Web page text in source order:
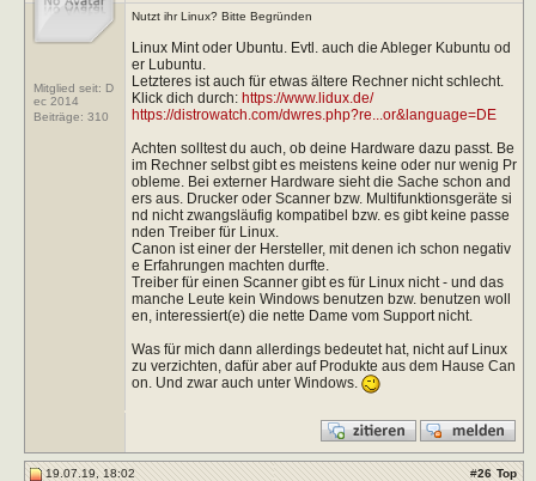
Mitglied seit: D
ec 2014
Beiträge: 310
Nutzt ihr Linux? Bitte Begründen
Linux Mint oder Ubuntu. Evtl. auch die Ableger Kubuntu od
er Lubuntu.
Letzteres ist auch für etwas ältere Rechner nicht schlecht.
Klick dich durch: https://www.lidux.de/
https://distrowatch.com/dwres.php?re...or&language=DE
Achten solltest du auch, ob deine Hardware dazu passt. Be
im Rechner selbst gibt es meistens keine oder nur wenig Pr
obleme. Bei externer Hardware sieht die Sache schon and
ers aus. Drucker oder Scanner bzw. Multifunktionsgeräte si
nd nicht zwangsläufig kompatibel bzw. es gibt keine passe
nden Treiber für Linux.
Canon ist einer der Hersteller, mit denen ich schon negativ
e Erfahrungen machten durfte.
Treiber für einen Scanner gibt es für Linux nicht - und das
manche Leute kein Windows benutzen bzw. benutzen woll
en, interessiert(e) die nette Dame vom Support nicht.
Was für mich dann allerdings bedeutet hat, nicht auf Linux
zu verzichten, dafür aber auf Produkte aus dem Hause Can
on. Und zwar auch unter Windows.
19.07.19, 18:02 #26 Top